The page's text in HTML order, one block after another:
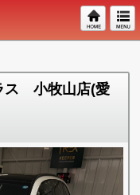
ス 小牧山店(愛